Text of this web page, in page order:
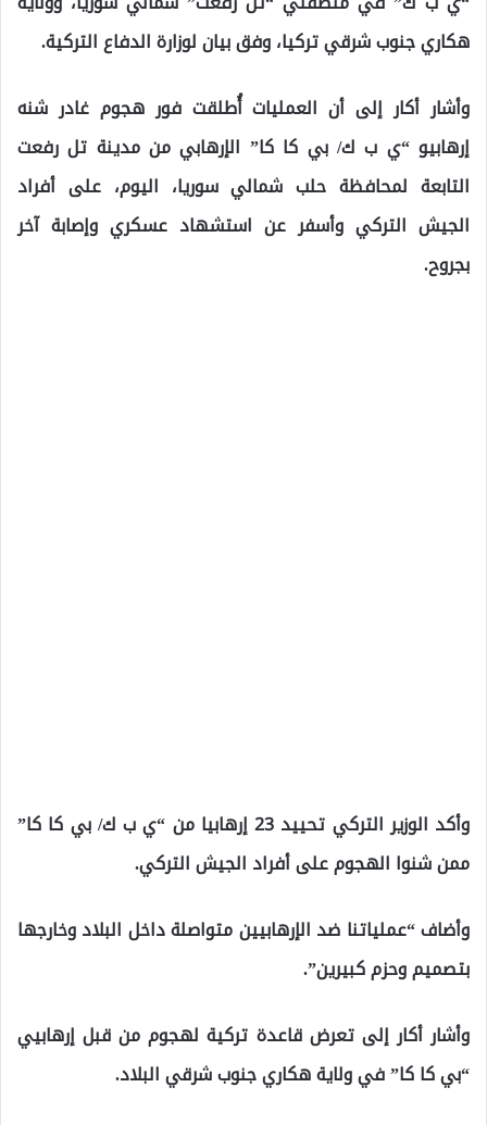
هكاري جنوب شرقي تركيا، وفق بيان لوزارة الدفاع التركية.
وأشار أكار إلى أن العمليات أُطلقت فور هجوم غادر شنه
إرهابيو “ي ب ك/ بي كا كا” الإرهابي من مدينة تل رفعت
التابعة لمحافظة حلب شمالي سوريا، اليوم، على أفراد
الجيش التركي وأسفر عن استشهاد عسكري وإصابة آخر
بجروح.
وأكد الوزير التركي تحييد 23 إرهابيا من “ي ب ك/ بي كا كا”
ممن شنوا الهجوم على أفراد الجيش التركي.
وأضاف “عملياتنا ضد الإرهابيين متواصلة داخل البلاد وخارجها
بتصميم وحزم كبيرين”.
وأشار أكار إلى تعرض قاعدة تركية لهجوم من قبل إرهابيي
“بي كا كا” في ولاية هكاري جنوب شرقي البلاد.